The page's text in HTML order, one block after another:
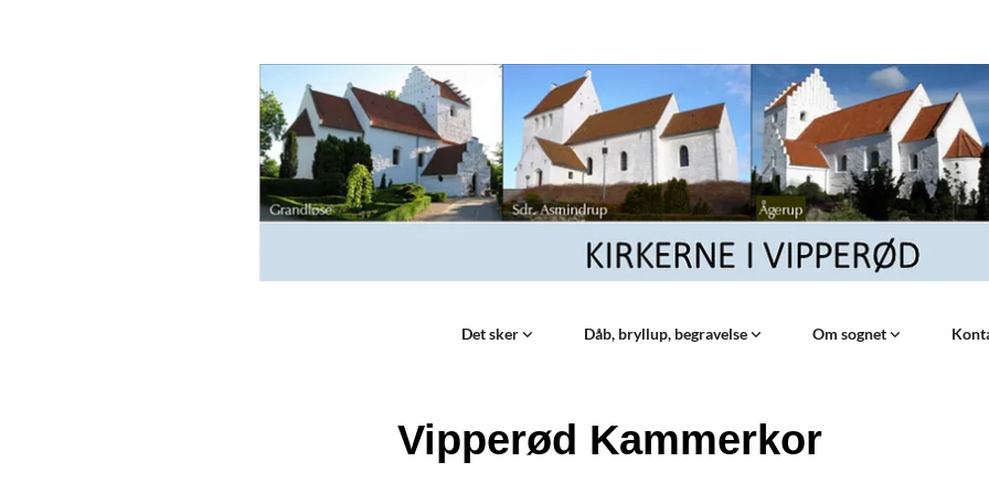
Det sker Dåb, bryllup, begravelse Om sognet
Vipperød Kammerkor